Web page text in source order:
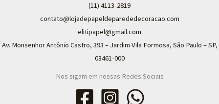
(11) 4113-2819
contato@lojadepapeldeparededecoracao.com
elitipapel@gmail.com​
Av. Monsenhor Antônio Castro, 393 – Jardim Vila Formosa, São Paulo – SP,
03461-000
Nos sigam em nossas Redes Sociais